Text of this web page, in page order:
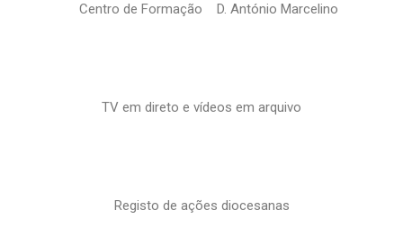
Centro de Formação D. António Marcelino
TV em direto e vídeos em arquivo
Registo de ações diocesanas